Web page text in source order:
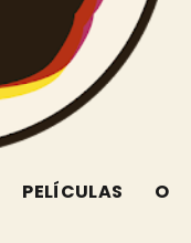
PELÍCULAS O